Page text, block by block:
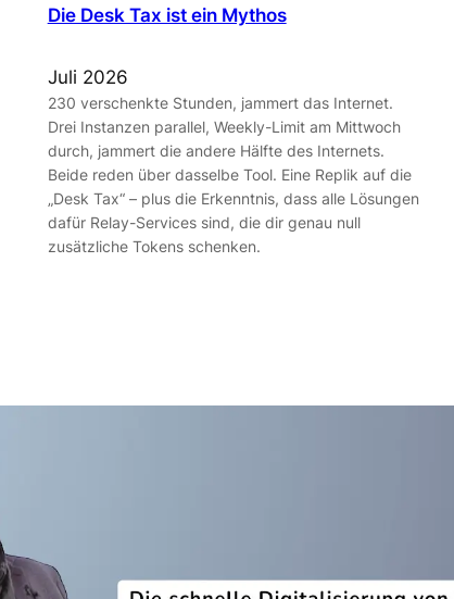
Die Desk Tax ist ein Mythos
Juli 2026
230 verschenkte Stunden, jammert das Internet.
Drei Instanzen parallel, Weekly-Limit am Mittwoch
durch, jammert die andere Hälfte des Internets.
Beide reden über dasselbe Tool. Eine Replik auf die
„Desk Tax“ – plus die Erkenntnis, dass alle Lösungen
dafür Relay-Services sind, die dir genau null
zusätzliche Tokens schenken.